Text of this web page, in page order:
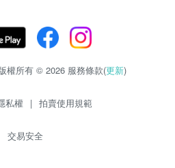
權所有 © 2026 服務條款(更新)
私權 | 拍賣使用規範
交易安全